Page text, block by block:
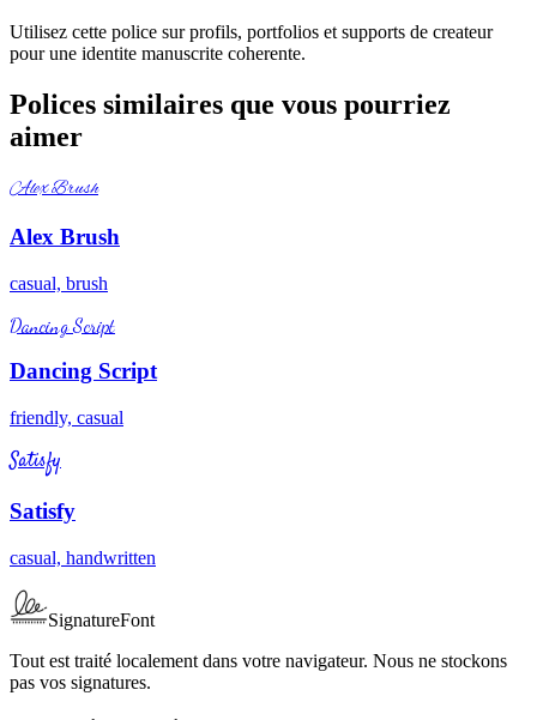
Utilisez cette police sur profils, portfolios et supports de createur
pour une identite manuscrite coherente.
Polices similaires que vous pourriez
aimer
Alex Brush
Alex Brush
casual, brush
Dancing Script
Dancing Script
friendly, casual
Satisfy
Satisfy
casual, handwritten
SignatureFont
Tout est traité localement dans votre navigateur. Nous ne stockons
pas vos signatures.